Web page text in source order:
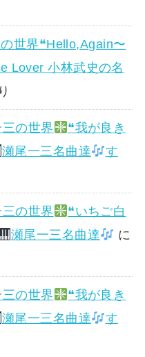
世界❝Hello,Again〜
Lover 小林武史の名
の世界
❝我が良き
瀬尾一三名曲達
す
の世界
❝いちご白
瀬尾一三名曲達
に
の世界
❝我が良き
瀬尾一三名曲達
す